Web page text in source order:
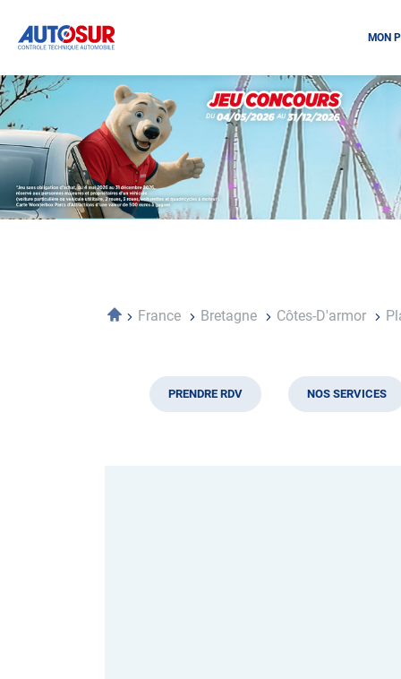
MON
Opération
spéciale
Mai
-
Décembre
2026
Locations
AccueilFrance Bretagne Côtes-D'armor
PRENDRE RDV NOS SERVICES